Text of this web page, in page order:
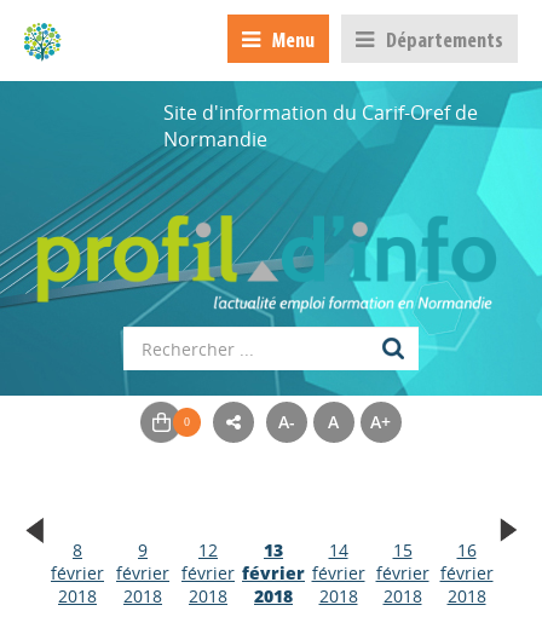
Menu Départements
Site d'information du Carif-Oref de
Normandie
A- A A+
8
février
2018
9
février
2018
12
février
2018
13
février
2018
14
février
2018
15
février
2018
16
février
2018